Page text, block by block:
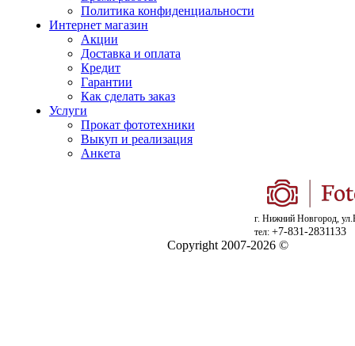
Политика конфиденциальности
Интернет магазин
Акции
Доставка и оплата
Кредит
Гарантии
Как сделать заказ
Услуги
Прокат фототехники
Выкуп и реализация
Анкета
г. Нижний Новгород,
тел: +7-831-2831133
Copyright 2007-2026 ©